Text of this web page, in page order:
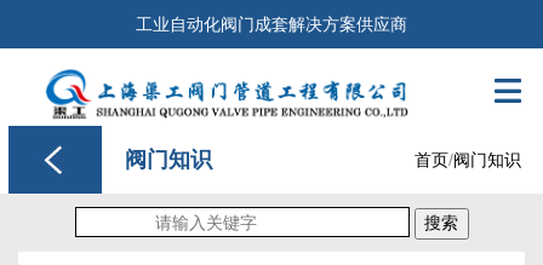
工业自动化阀门成套解决方案供应商

阀门知识 首页/阀门知识
搜索